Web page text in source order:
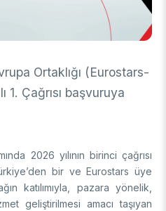
Ortaklığı (Eurostars-
1. Çağrısı başvuruya
2026 yılının birinci çağrısı
bir ve Eurostars üye
katılımıyla, pazara yönelik,
geliştirilmesi amacı taşıyan